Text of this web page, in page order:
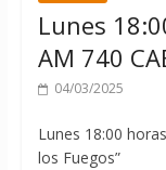
Lunes
AM 740
04/03/2025
Lunes 18:00
los Fuegos”